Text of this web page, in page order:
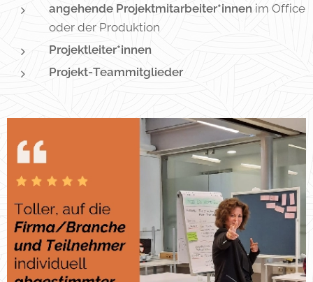
angehende Projektmitarbeiter*innen im Office
oder der Produktion
Projektleiter*innen
Projekt-Teammitglieder